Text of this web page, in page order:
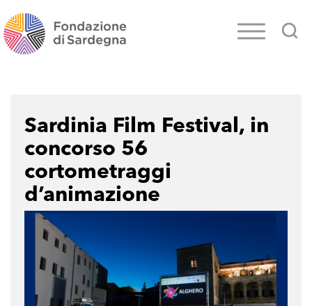
Sardinia Film Festival, in
concorso 56
cortometraggi
d’animazione